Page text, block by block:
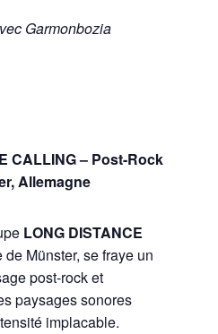
Garmonbozia
CALLING – Post-Rock
Allemagne
LONG DISTANCE
Münster, se fraye un
post-rock et
paysages sonores
implacable.